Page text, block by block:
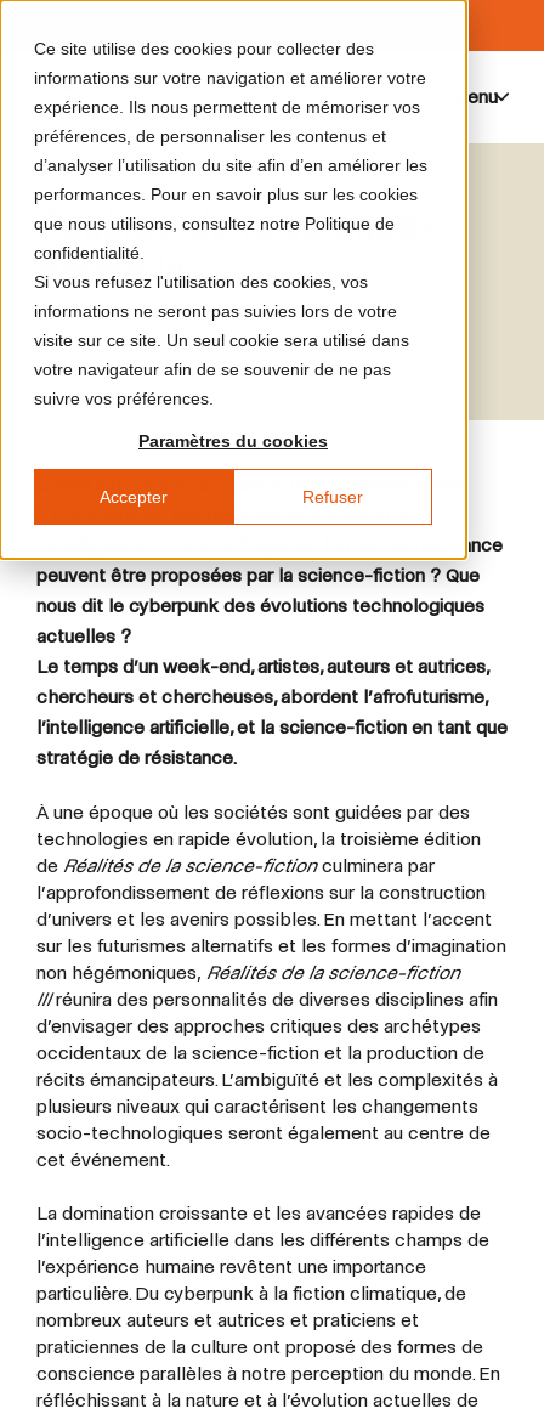
Ce site utilise des cookies pour collecter des
informations sur votre navigation et améliorer votre
expérience. Ils nous permettent de mémoriser vos
préférences, de personnaliser les contenus et
d’analyser l’utilisation du site afin d’en améliorer les
performances. Pour en savoir plus sur les cookies
que nous utilisons, consultez notre Politique de
confidentialité.
Si vous refusez l'utilisation des cookies, vos
informations ne seront pas suivies lors de votre
visite sur ce site. Un seul cookie sera utilisé dans
votre navigateur afin de se souvenir de ne pas
suivre vos préférences.
Paramètres du cookies
Accepter Refuser
Menu
Réalités de la science-
fiction III
Symposium
l’Intelligence Artificielle ? Quelles formes de résistance
peuvent être proposées par la science-fiction ? Que
nous dit le cyberpunk des évolutions technologiques
actuelles ?
Le temps d’un week-end, artistes, auteurs et autrices,
chercheurs et chercheuses, abordent l’afrofuturisme,
l’intelligence artificielle, et la science-fiction en tant que
stratégie de résistance.
À une époque où les sociétés sont guidées par des
technologies en rapide évolution, la troisième édition
de Réalités de la science-fictionculminera par
l’approfondissement de réflexions sur la construction
d’univers et les avenirs possibles. En mettant l’accent
sur les futurismes alternatifs et les formes d’imagination
non hégémoniques, Réalités de la science-fiction
III réunira des personnalités de diverses disciplines afin
d’envisager des approches critiques des archétypes
occidentaux de la science-fiction et la production de
récits émancipateurs. L’ambiguïté et les complexités à
plusieurs niveaux qui caractérisent les changements
socio-technologiques seront également au centre de
cet événement.
La domination croissante et les avancées rapides de
l’intelligence artificielle dans les différents champs de
l’expérience humaine revêtent une importance
particulière. Du cyberpunk à la fiction climatique, de
nombreux auteurs et autrices et praticiens et
praticiennes de la culture ont proposé des formes de
conscience parallèles à notre perception du monde. En
réfléchissant à la nature et à l’évolution actuelles de